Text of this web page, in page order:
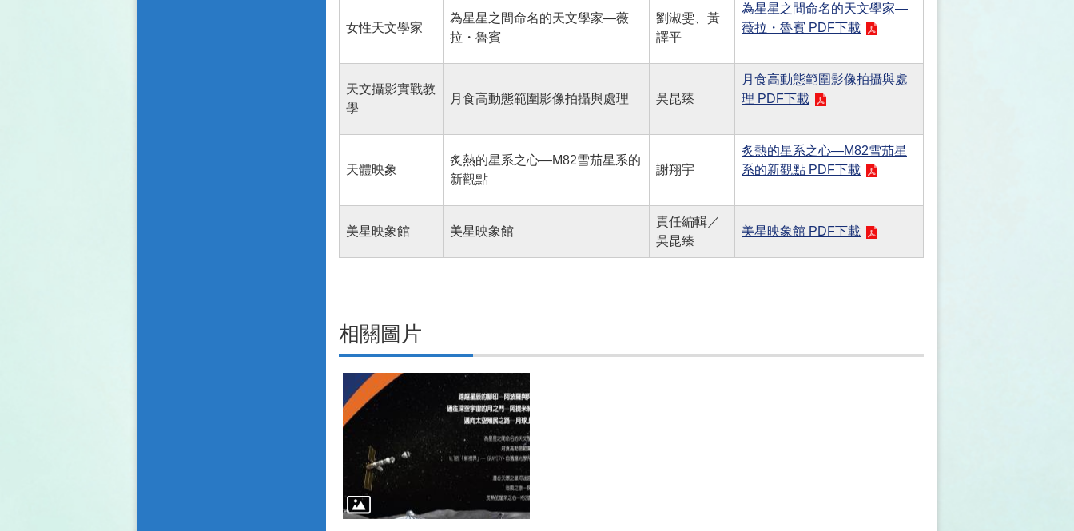
女性天文學家
為星星之間命名的天文學家—薇
拉・魯賓
劉淑雯、黃
譯平
為星星之間命名的天文學家—
薇拉・魯賓 PDF下載
天文攝影實戰教
學
月食高動態範圍影像拍攝與處理 吳昆臻
月食高動態範圍影像拍攝與處
理 PDF下載
天體映象
炙熱的星系之心—M82雪茄星系的
新觀點
謝翔宇
炙熱的星系之心—M82雪茄星
系的新觀點 PDF下載
美星映象館 美星映象館
責任編輯／
吳昆臻
美星映象館 PDF下載
相關圖片